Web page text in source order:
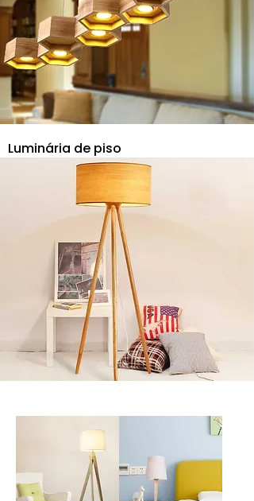
Luminária de piso